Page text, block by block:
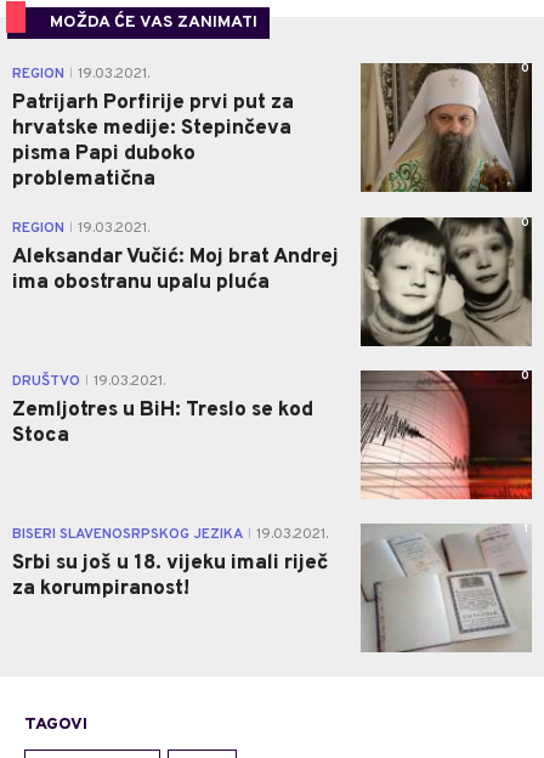
MOŽDA ĆE VAS ZANIMATI
REGION 19.03.2021.
Patrijarh Porfirije prvi put za
hrvatske medije: Stepinčeva
pisma Papi duboko
problematična
0
REGION 19.03.2021.
Aleksandar Vučić: Moj brat Andrej
ima obostranu upalu pluća
0
DRUŠTVO 19.03.2021.
Zemljotres u BiH: Treslo se kod
Stoca
0
BISERI SLAVENOSRPSKOG JEZIKA 19.03.2021.
Srbi su još u 18. vijeku imali riječ
za korumpiranost!
1
TAGOVI